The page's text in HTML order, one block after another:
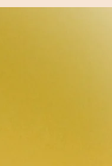
solution pratique et
offerte La livraison
est prête. Retours et
état. Colis
réception, en nous
commande Nous vous
indiquée sur le suivi ou
remboursement:
votre droit de
d’origine Dans leur